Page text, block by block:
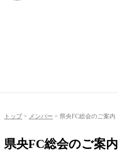
トップ> メンバー > 県央FC総会のご案内
県央FC総会のご案内